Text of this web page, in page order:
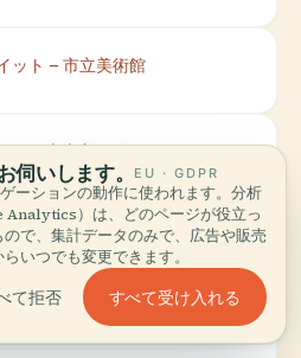
ット – 市立美術館
アリ市立美術館
il peso del mondo」展
デル・アルテ – カリアリ市立美
いします。 EU · GDPR
ーションの動作に使われます。分析
）は、どのページが役立っ
で、集計データのみで、広告や販売
いつでも変更できます。
て拒否 すべて受け入れる